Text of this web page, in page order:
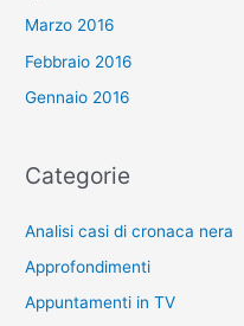
Marzo 2016
Febbraio 2016
Gennaio 2016
Categorie
Analisi casi di cronaca nera
Approfondimenti
Appuntamenti in TV